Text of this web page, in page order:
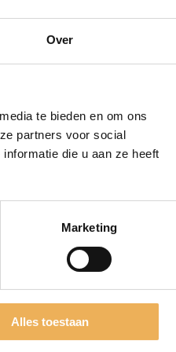
Over
te bieden en om ons
partners voor social
die u aan ze heeft
Marketing
Alles toestaan
application of the wax.
fill with the wax. Using the Gas
is achieved.
up.
vorm van was die
Deze worden geleverd
dit bij harde stopwas